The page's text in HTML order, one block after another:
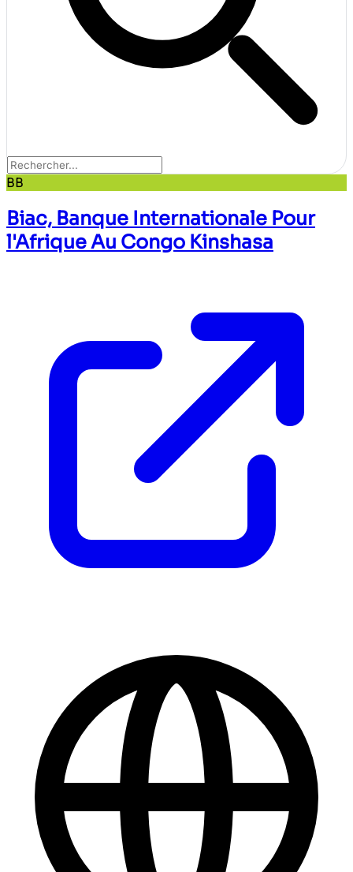
BB
Biac, Banque Internationale Pour
l'Afrique Au Congo Kinshasa